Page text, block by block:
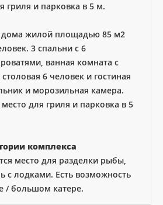
гриля и парковка в 5 м.
дома жилой площадью 85 м2
3 спальни с 6
ванная комната с
6 человек и гостиная
и морозильная камера.
для гриля и парковка в 5
комплекса
место для разделки рыбы,
с лодками. Есть возможность
/ большом катере.